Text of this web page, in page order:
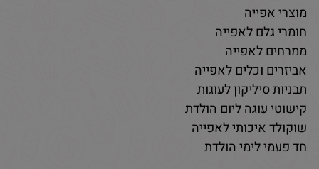
מוצרי אפייה
חומרי גלם לאפייה
ממרחים לאפייה
אביזרים וכלים לאפייה
תבניות סיליקון לעוגות
קישוטי עוגה ליום הולדת
שוקולד איכותי לאפייה
חד פעמי לימי הולדת